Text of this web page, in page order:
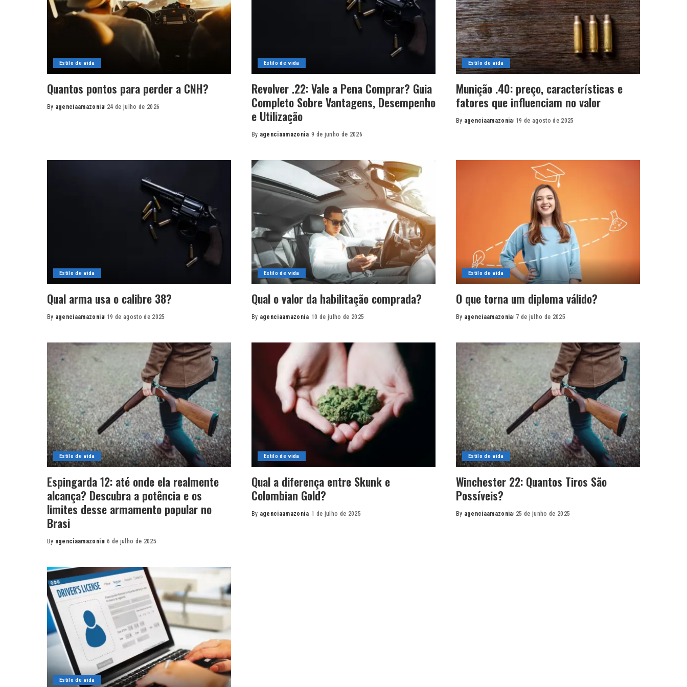
Estilo de vida
Quantos pontos para perder a CNH?
Posted
By agenciaamazonia 24 de julho de 2026
Estilo de vida
Revolver .22: Vale a Pena Comprar? Guia
Completo Sobre Vantagens, Desempenho
e Utilização
Posted
By agenciaamazonia 9 de junho de 2026
Estilo de vida
Munição .40: preço, características e
fatores que influenciam no valor
Posted
By agenciaamazonia 19 de agosto de 2025
Estilo de vida
Qual arma usa o calibre 38?
Posted
By agenciaamazonia 19 de agosto de 2025
Estilo de vida
Qual o valor da habilitação comprada?
Posted
By agenciaamazonia 10 de julho de 2025
Estilo de vida
O que torna um diploma válido?
Posted
By agenciaamazonia 7 de julho de 2025
Estilo de vida
Espingarda 12: até onde ela realmente
alcança? Descubra a potência e os
limites desse armamento popular no
Brasi
Posted
By agenciaamazonia 6 de julho de 2025
Estilo de vida
Qual a diferença entre Skunk e
Colombian Gold?
Posted
By agenciaamazonia 1 de julho de 2025
Estilo de vida
Winchester 22: Quantos Tiros São
Possíveis?
Posted
By agenciaamazonia 25 de junho de 2025
Estilo de vida